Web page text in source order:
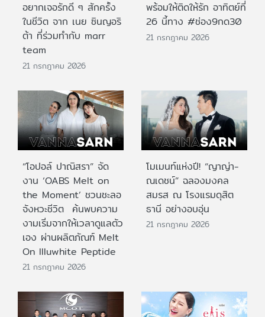
อยากเจอรักดี ๆ สักครั้ง
ในชีวิต จาก เนย ซินญอริ
ต้า ที่ร่วมทำกับ marr
team
21 กรกฎาคม 2026
พร้อมให้ติดให้รัก อาทิตย์ที่
26 นี้ทาง #ช่อง9กด30
21 กรกฎาคม 2026
“โอปอล์ ปาณิสรา” จัด
งาน ‘OABS Melt on
the Moment’ ชวนชะลอ
จังหวะชีวิต ค้นพบความ
งามเริ่มจากให้เวลาดูแลตัว
เอง ผ่านผลิตภัณฑ์ Melt
On Illuwhite Peptide
21 กรกฎาคม 2026
โมเมนท์แห่งปี! “ญาญ่า-
ณเดชน์” ฉลองมงคล
สมรส ณ โรงแรมดุสิต
ธานี อย่างอบอุ่น
21 กรกฎาคม 2026